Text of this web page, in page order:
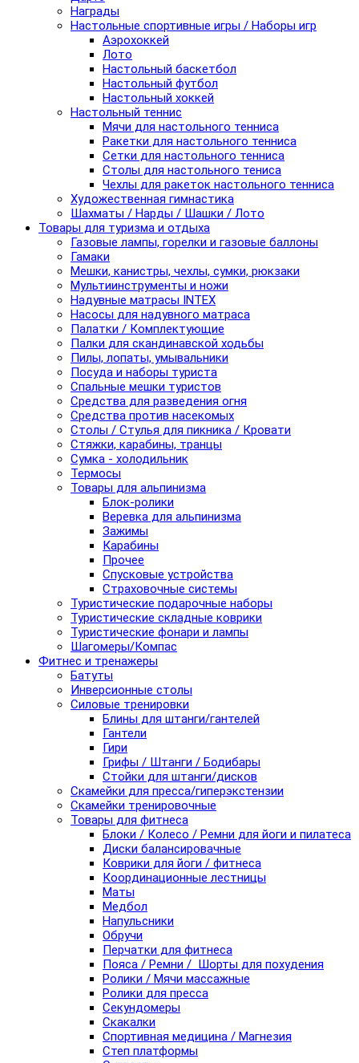
Награды
Настольные спортивные игры / Наборы игр
Аэрохоккей
Лото
Настольный баскетбол
Настольный футбол
Настольный хоккей
Настольный теннис
Мячи для настольного тенниса
Ракетки для настольного тенниса
Сетки для настольного тенниса
Столы для настольного тениса
Чехлы для ракеток настольного тенниса
Художественная гимнастика
Шахматы / Нарды / Шашки / Лото
Товары для туризма и отдыха
Газовые лампы, горелки и газовые баллоны
Гамаки
Мешки, канистры, чехлы, сумки, рюкзаки
Мультиинструменты и ножи
Надувные матрасы INTEX
Насосы для надувного матраса
Палатки / Комплектующие
Палки для скандинавской ходьбы
Пилы, лопаты, умывальники
Посуда и наборы туриста
Спальные мешки туристов
Средства для разведения огня
Средства против насекомых
Столы / Стулья для пикника / Кровати
Стяжки, карабины, транцы
Сумка - холодильник
Термосы
Товары для альпинизма
Блок-ролики
Веревка для альпинизма
Зажимы
Карабины
Прочее
Спусковые устройства
Страховочные системы
Туристические подарочные наборы
Туристические складные коврики
Туристические фонари и лампы
Шагомеры/Компас
Фитнес и тренажеры
Батуты
Инверсионные столы
Силовые тренировки
Блины для штанги/гантелей
Гантели
Гири
Грифы / Штанги / Бодибары
Стойки для штанги/дисков
Скамейки для пресса/гиперэкстензии
Скамейки тренировочные
Товары для фитнеса
Блоки / Колесо / Ремни для йоги и пилатеса
Диски балансировачные
Коврики для йоги / фитнеса
Координационные лестницы
Маты
Медбол
Напульсники
Обручи
Перчатки для фитнеса
Пояса / Ремни / Шорты для похудения
Ролики / Мячи массажные
Ролики для пресса
Секундомеры
Скакалки
Спортивная медицина / Магнезия
Степ платформы